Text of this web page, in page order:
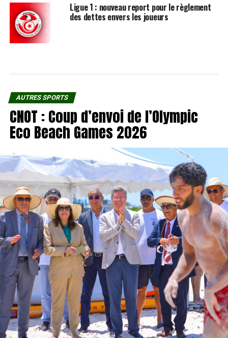
Ligue 1 : nouveau report pour le règlement
des dettes envers les joueurs
AUTRES SPORTS
CNOT : Coup d’envoi de l’Olympic
Eco Beach Games 2026